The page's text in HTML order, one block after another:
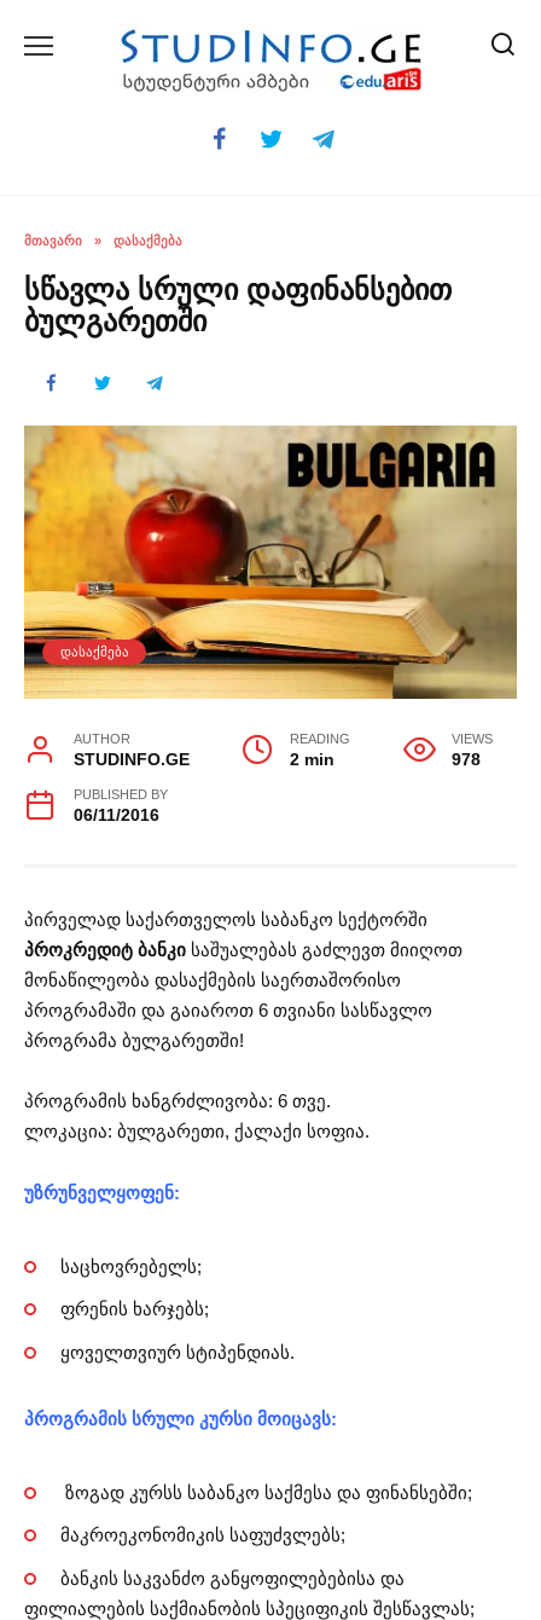
ᲛᲗᲐᲕᲐᲠᲘ » ᲓᲐᲡᲐᲥᲛᲔᲑᲐ
სწავლა სრული დაფინანსებით
ბულგარეთში
ᲓᲐᲡᲐᲥᲛᲔᲑᲐ
AUTHOR
STUDINFO.GE
READING
2 min
VIEWS
978
PUBLISHED BY
06/11/2016
პირველად საქართველოს საბანკო სექტორში
პროკრედიტ ბანკი საშუალებას გაძლევთ მიიღოთ
მონაწილეობა დასაქმების საერთაშორისო
პროგრამაში და გაიაროთ 6 თვიანი სასწავლო
პროგრამა ბულგარეთში!
პროგრამის ხანგრძლივობა: 6 თვე.
ლოკაცია: ბულგარეთი, ქალაქი სოფია.
უზრუნველყოფენ:
საცხოვრებელს;
ფრენის ხარჯებს;
ყოველთვიურ სტიპენდიას.
პროგრამის სრული კურსი მოიცავს:
ზოგად კურსს საბანკო საქმესა და ფინანსებში;
მაკროეკონომიკის საფუძვლებს;
ბანკის საკვანძო განყოფილებებისა და
ფილიალების საქმიანობის სპეციფიკის შესწავლას;